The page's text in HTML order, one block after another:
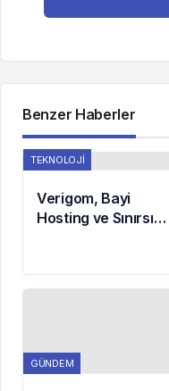
Benzer Haberler
TEKNOLOJI
Verigom, Bayi
Hosting ve Sınırsız
Girişimcilerin İşini
GÜNDEM